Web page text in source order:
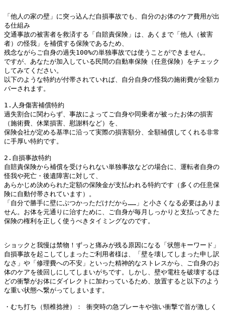
「他人の家の壁」に突っ込んだ自損事故でも、自分のお体のケア費用が出
る仕組み
交通事故の被害者を救済する「自賠責保険」は、あくまで「他人（被害
者）の怪我」を補償する保険であるため、
残念ながらご自身の過失100%の単独事故では使うことができません。
ですが、あなたが加入している民間の自動車保険（任意保険）をチェック
してみてください。
以下のような特約が付帯されていれば、自分自身の怪我の施術費が全額カ
バーされます。
1.人身傷害補償特約
過失割合に関わらず、事故によってご自身や同乗者が被ったお体の損害
（施術費、休業損害、慰謝料など）を、
保険会社が定める基準に沿って実際の損害額分、全額補償してくれる非常
に手厚い特約です。
2.自損事故特約
自賠責保険から補償を受けられない単独事故などの場合に、運転者自身の
怪我や死亡・後遺障害に対して、
あらかじめ決められた定額の保険金が支払われる特約です（多くの任意保
険に自動付帯されています）。
「自分で勝手に壁にぶつかっただけだから……」と小さくなる必要はありま
せん。お体を元通りに治すために、ご自身が毎月しっかりと支払ってきた
保険の権利を正しく使うべきタイミングなのです。
ショックと我慢は禁物！ずっと痛みが残る原因になる「状態キーワード」
自損事故を起こしてしまったご利用者様は、「壁を壊してしまった申し訳
なさ」や「修理費への不安」といった精神的なストレスから、ご自身のお
体のケアを後回しにしてしまいがちです。しかし、壁や電柱を破壊するほ
どの衝撃がお体にダイレクトに加わっているため、放置すると以下のよう
な重い状態へ繋がってしまいます。
・むち打ち（頸椎捻挫）： 衝突時の急ブレーキや強い衝撃で首が激しく